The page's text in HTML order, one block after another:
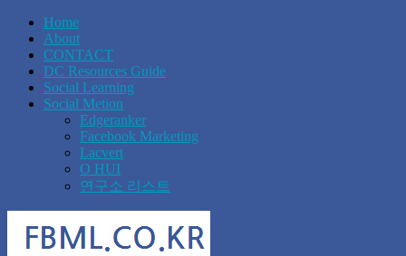
Home
About
CONTACT
DC Resources Guide
Social Learning
Social Metion
Edgeranker
Facebook Marketing
Lacvert
O HUI
연구소 리스트